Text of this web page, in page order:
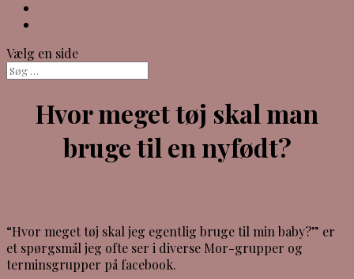
Vælg en side
Hvor meget tøj skal man
bruge til en nyfødt?
“Hvor meget tøj skal jeg egentlig bruge til min baby?” er
et spørgsmål jeg ofte ser i diverse Mor-grupper og
terminsgrupper på facebook.